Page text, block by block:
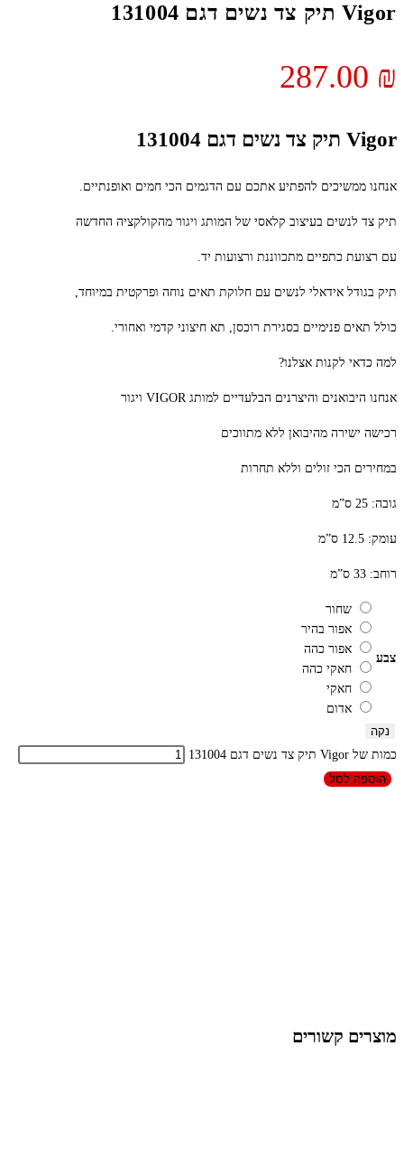
Vigor תיק צד נשים דגם 131004
287.00 ₪
Vigor תיק צד נשים דגם 131004
אנחנו ממשיכים להפתיע אתכם עם הדגמים הכי חמים ואופנתיים.
תיק צד לנשים בעיצוב קלאסי של המותג ויגור מהקולקציה החדשה
עם רצועת כתפיים מתכווננת ורצועות יד.
תיק בגודל אידאלי לנשים עם חלוקת תאים נוחה ופרקטית במיוחד,
כולל תאים פנימיים בסגירת רוכסן, תא חיצוני קדמי ואחורי.
למה כדאי לקנות אצלנו?
אנחנו היבואנים והיצרנים הבלעדיים למותג VIGOR ויגור
רכישה ישירה מהיבואן ללא מתווכים
במחירים הכי זולים וללא תחרות
גובה: 25 ס”מ
עומק: 12.5 ס”מ
רוחב: 33 ס”מ
צבע
שחור
אפור בהיר
אפור כהה
חאקי כהה
חאקי
אדום
נקה
כמות של Vigor תיק צד נשים דגם 131004
הוספה לסל
מוצרים קשורים